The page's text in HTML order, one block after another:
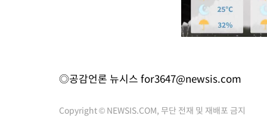
◎공감언론 뉴시스 for3647@newsis.com
Copyright © NEWSIS.COM, 무단 전재 및 재배포 금지